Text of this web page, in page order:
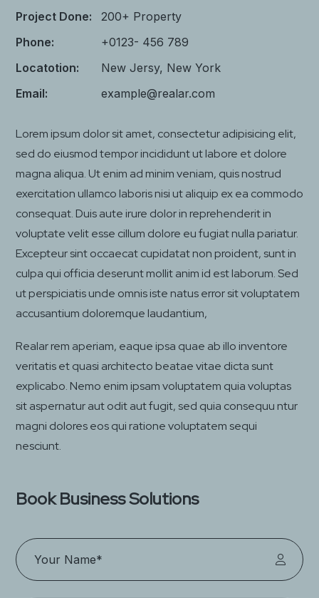
Project Done:
200+ Property
Phone:
+0123- 456 789
Locatotion:
New Jersy, New York
Email:
example@realar.com
Lorem ipsum dolor sit amet, consectetur adipisicing elit,
sed do eiusmod tempor incididunt ut labore et dolore
magna aliqua. Ut enim ad minim veniam, quis nostrud
exercitation ullamco laboris nisi ut aliquip ex ea commodo
consequat. Duis aute irure dolor in reprehenderit in
voluptate velit esse cillum dolore eu fugiat nulla pariatur.
Excepteur sint occaecat cupidatat non proident, sunt in
culpa qui officia deserunt mollit anim id est laborum. Sed
ut perspiciatis unde omnis iste natus error sit voluptatem
accusantium doloremque laudantium,
Realar rem aperiam, eaque ipsa quae ab illo inventore
veritatis et quasi architecto beatae vitae dicta sunt
explicabo. Nemo enim ipsam voluptatem quia voluptas
sit aspernatur aut odit aut fugit, sed quia consequu ntur
magni dolores eos qui ratione voluptatem sequi
nesciunt.
Book Business Solutions